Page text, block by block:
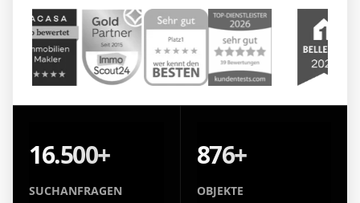
16.500+
SUCHANFRAGEN
876+
OBJEKTE